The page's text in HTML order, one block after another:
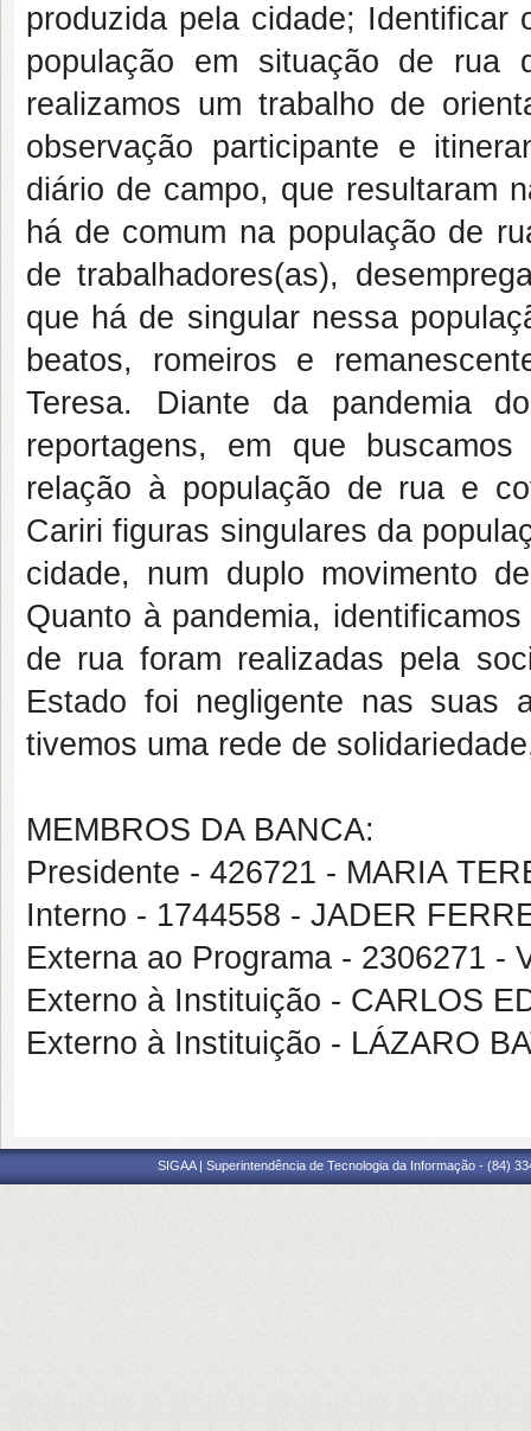
produzida pela cidade; Identificar
população em situação de rua
realizamos um trabalho de
observação participante e
diário de campo, que resultaram
há de comum na população de
de trabalhadores(as),
que há de singular nessa
beatos, romeiros e
Teresa. Diante da pandemia
reportagens, em que
relação à população de rua e
Cariri figuras singulares da
cidade, num duplo movimento
Quanto à pandemia,
de rua foram realizadas pela
Estado foi negligente nas suas
tivemos uma rede de
MEMBROS DA BANCA:
Presidente - 426721 - MARIA
Interno - 1744558 - JADER
Externa ao Programa - 2306271 -
Externo à Instituição - CARLOS
Externo à Instituição - LÁZARO
SIGAA | Superintendência de Tecnologia da Informação - (84)